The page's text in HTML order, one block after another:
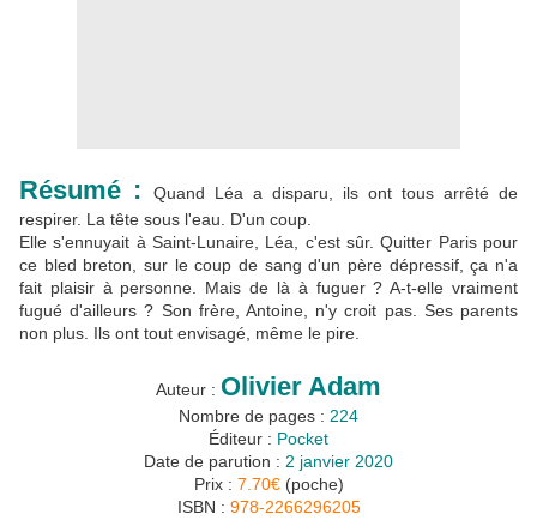
Résumé :
Quand Léa a disparu, ils ont tous arrêté de
respirer. La tête sous l'eau. D'un coup.
Elle s'ennuyait à Saint-Lunaire, Léa, c'est sûr. Quitter Paris pour
ce bled breton, sur le coup de sang d'un père dépressif, ça n'a
fait plaisir à personne. Mais de là à fuguer ? A-t-elle vraiment
fugué d'ailleurs ? Son frère, Antoine, n'y croit pas. Ses parents
non plus. Ils ont tout envisagé, même le pire.
Auteur : Olivier Adam
Nombre de pages : 224
Éditeur : Pocket
Date de parution : 2 janvier 2020
Prix : 7.70€(poche)
ISBN : 978-2266296205